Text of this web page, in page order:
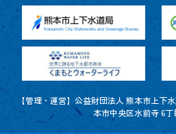
【管理・運営】公益財団法人 熊本市上下
本市中央区水前寺 6丁